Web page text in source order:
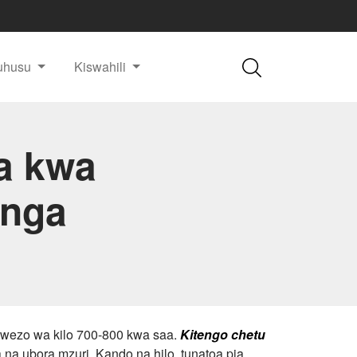
Kiswahili
kwa
wa kilo 700-800 kwa saa. Kitengo chetu